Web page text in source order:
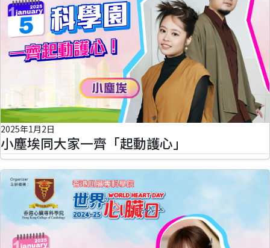
2025年1月2日
小塵埃同大家一齊「起動護心」